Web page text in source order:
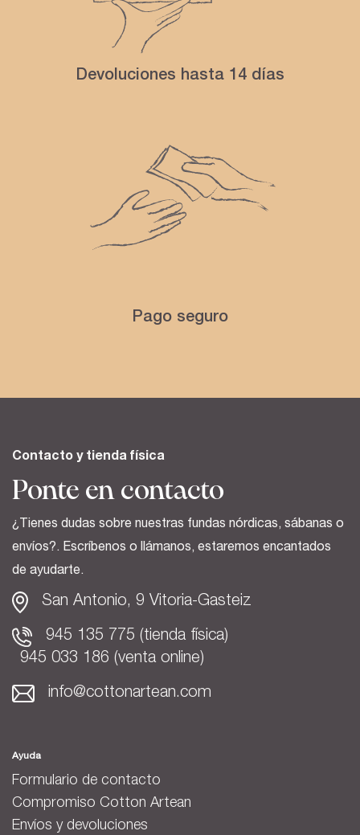
Devoluciones hasta 14 días
Pago seguro
Contacto y tienda física
Ponte en contacto
¿Tienes dudas sobre nuestras fundas nórdicas, sábanas o
envíos?. Escríbenos o llámanos, estaremos encantados
de ayudarte.
San Antonio, 9 Vitoria-Gasteiz
945 135 775 (tienda física)
945 033 186 (venta online)
info@cottonartean.com
Ayuda
Formulario de contacto
Compromiso Cotton Artean
Envíos y devoluciones